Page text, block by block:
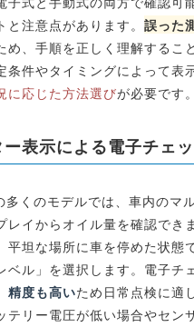
と注意点があります。 誤った
め、手順を正しく理解するこ
条件やタイミングによって表
に応じた方法選びが必要です。
ー表示による電子チェ
くのモデルでは、車内のマ
レイからオイル量を確認でき
平坦な場所に車を停めた状態
ベル」を選択します。電子チ
精度も高いため日常点検に適
テリー電圧が低い場合やセン